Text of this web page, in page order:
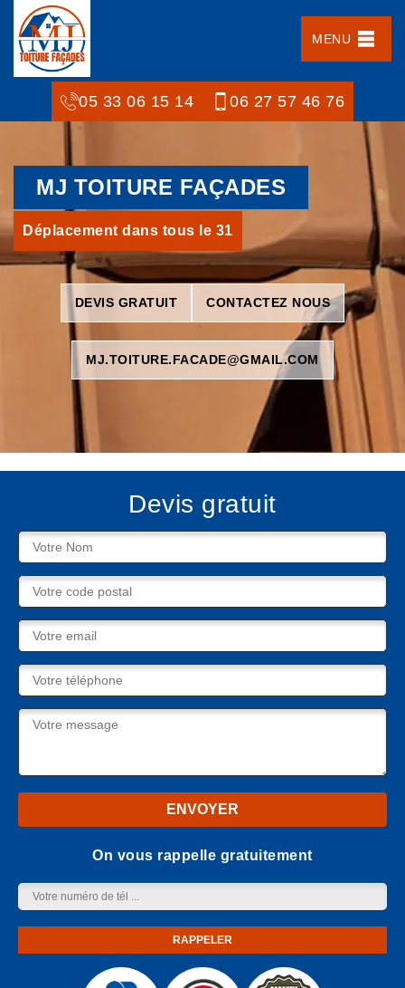
MENU
05 33 06 15 14 06 27 57 46 76
MJ TOITURE FAÇADES
Déplacement dans tous le 31
DEVIS GRATUIT CONTACTEZ NOUS
MJ.TOITURE.FACADE@GMAIL.COM
Devis gratuit
On vous rappelle gratuitement